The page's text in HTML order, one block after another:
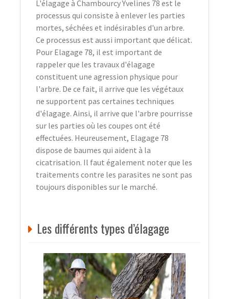
L'élagage à Chambourcy Yvelines 78 est le
processus qui consiste à enlever les parties
mortes, séchées et indésirables d'un arbre.
Ce processus est aussi important que délicat.
Pour Elagage 78, il est important de
rappeler que les travaux d'élagage
constituent une agression physique pour
l'arbre. De ce fait, il arrive que les végétaux
ne supportent pas certaines techniques
d'élagage. Ainsi, il arrive que l'arbre pourrisse
sur les parties où les coupes ont été
effectuées. Heureusement, Elagage 78
dispose de baumes qui aident à la
cicatrisation. Il faut également noter que les
traitements contre les parasites ne sont pas
toujours disponibles sur le marché.
Les différents types d’élagage